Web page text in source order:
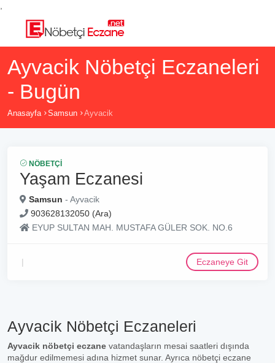
Ayvacik Nöbetçi Eczaneleri
- Bugün
Anasayfa Samsun Ayvacik
NÖBETÇI
Yaşam Eczanesi
Samsun - Ayvacik
903628132050 (Ara)
EYUP SULTAN MAH. MUSTAFA GÜLER SOK. NO.6
Eczaneye Git
Ayvacik Nöbetçi Eczaneleri
Ayvacik nöbetçi eczane vatandaşların mesai saatleri dışında
mağdur edilmemesi adına hizmet sunar. Ayrıca nöbetçi eczane